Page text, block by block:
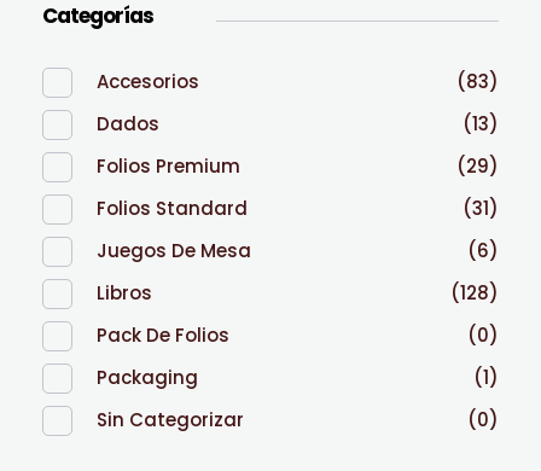
Categorías
Accesorios
(83)
Dados
(13)
Folios Premium
(29)
Folios Standard
(31)
Juegos De Mesa
(6)
Libros
(128)
Pack De Folios
(0)
Packaging
(1)
Sin Categorizar
(0)